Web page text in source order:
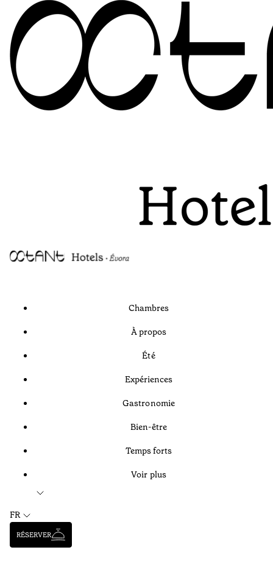
Chambres
À propos
Été
Expériences
Gastronomie
Bien-être
Temps forts
Voir plus
FR
RÉSERVER